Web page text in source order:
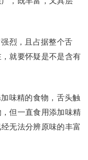
烈，且占据整个舌
就要怀疑是不是含有
味精的食物，舌头触
但一直食用添加味精
无法分辨原味的丰富